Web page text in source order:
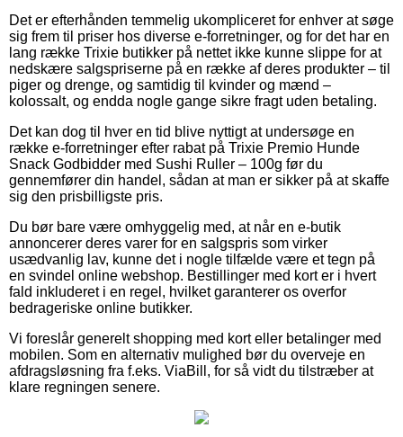
Det er efterhånden temmelig ukompliceret for enhver at søge
sig frem til priser hos diverse e-forretninger, og for det har en
lang række Trixie butikker på nettet ikke kunne slippe for at
nedskære salgspriserne på en række af deres produkter – til
piger og drenge, og samtidig til kvinder og mænd –
kolossalt, og endda nogle gange sikre fragt uden betaling.
Det kan dog til hver en tid blive nyttigt at undersøge en
række e-forretninger efter rabat på Trixie Premio Hunde
Snack Godbidder med Sushi Ruller – 100g før du
gennemfører din handel, sådan at man er sikker på at skaffe
sig den prisbilligste pris.
Du bør bare være omhyggelig med, at når en e-butik
annoncerer deres varer for en salgspris som virker
usædvanlig lav, kunne det i nogle tilfælde være et tegn på
en svindel online webshop. Bestillinger med kort er i hvert
fald inkluderet i en regel, hvilket garanterer os overfor
bedrageriske online butikker.
Vi foreslår generelt shopping med kort eller betalinger med
mobilen. Som en alternativ mulighed bør du overveje en
afdragsløsning fra f.eks. ViaBill, for så vidt du tilstræber at
klare regningen senere.